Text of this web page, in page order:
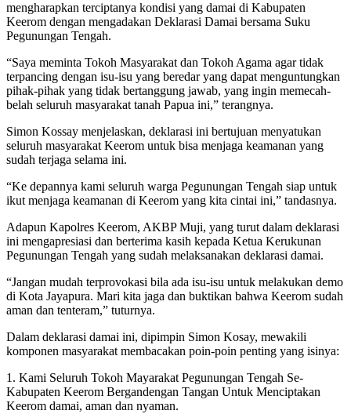
mengharapkan terciptanya kondisi yang damai di Kabupaten
Keerom dengan mengadakan Deklarasi Damai bersama Suku
Pegunungan Tengah.
“Saya meminta Tokoh Masyarakat dan Tokoh Agama agar tidak
terpancing dengan isu-isu yang beredar yang dapat menguntungkan
pihak-pihak yang tidak bertanggung jawab, yang ingin memecah-
belah seluruh masyarakat tanah Papua ini,” terangnya.
Simon Kossay menjelaskan, deklarasi ini bertujuan menyatukan
seluruh masyarakat Keerom untuk bisa menjaga keamanan yang
sudah terjaga selama ini.
“Ke depannya kami seluruh warga Pegunungan Tengah siap untuk
ikut menjaga keamanan di Keerom yang kita cintai ini,” tandasnya.
Adapun Kapolres Keerom, AKBP Muji, yang turut dalam deklarasi
ini mengapresiasi dan berterima kasih kepada Ketua Kerukunan
Pegunungan Tengah yang sudah melaksanakan deklarasi damai.
“Jangan mudah terprovokasi bila ada isu-isu untuk melakukan demo
di Kota Jayapura. Mari kita jaga dan buktikan bahwa Keerom sudah
aman dan tenteram,” tuturnya.
Dalam deklarasi damai ini, dipimpin Simon Kosay, mewakili
komponen masyarakat membacakan poin-poin penting yang isinya:
1. Kami Seluruh Tokoh Mayarakat Pegunungan Tengah Se-
Kabupaten Keerom Bergandengan Tangan Untuk Menciptakan
Keerom damai, aman dan nyaman.